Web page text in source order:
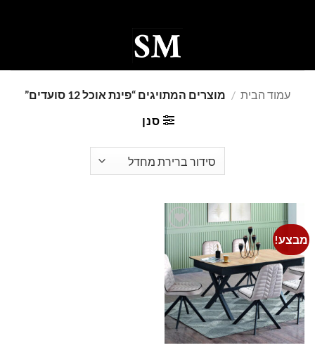
עמוד הבית / מוצרים המתויגים “פינת אוכל 12 סועדים”
סנן
מבצע!